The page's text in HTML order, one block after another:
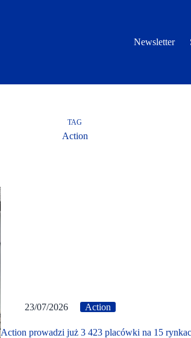
Newsletter
TAG
Action
23/07/2026 Action
Action prowadzi już 3 423 placówki na 15